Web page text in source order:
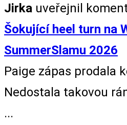
Jirka uveřejnil
Šokující heel turn na
SummerSlamu 2026
Paige zápas prodala
Nedostala takovou
...